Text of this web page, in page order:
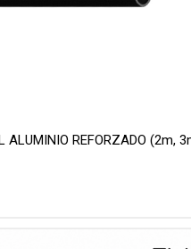
ALUMINIO REFORZADO (2m,